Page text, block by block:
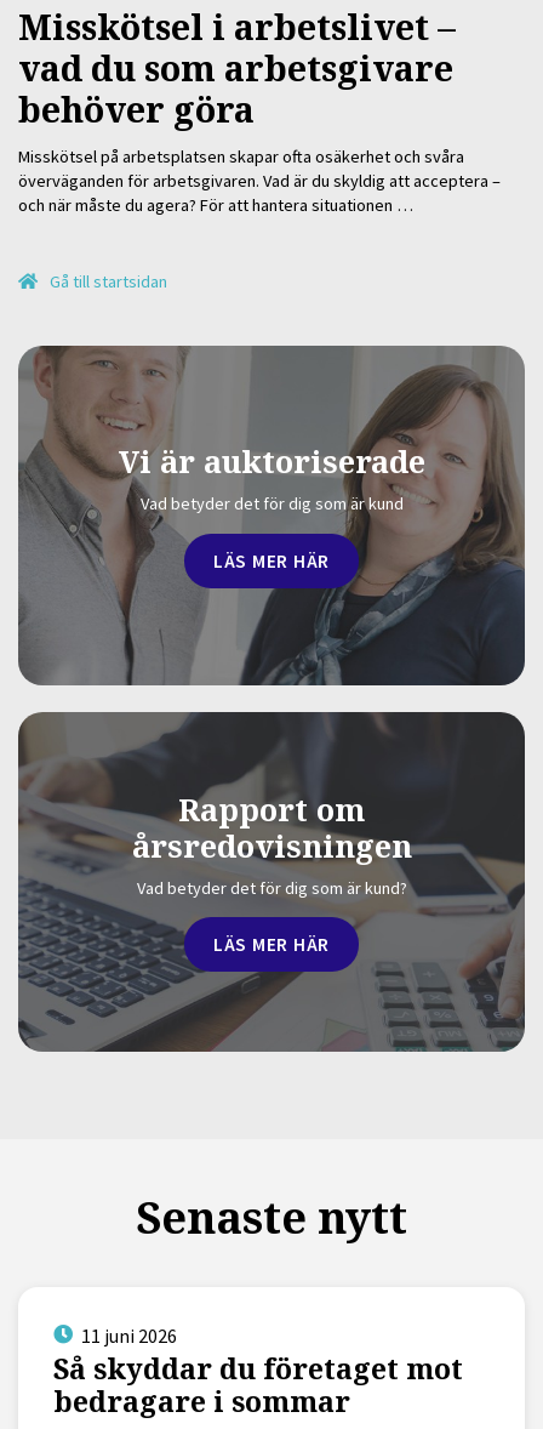
Misskötsel i arbetslivet –
vad du som arbetsgivare
behöver göra
Misskötsel på arbetsplatsen skapar ofta osäkerhet och svåra
överväganden för arbetsgivaren. Vad är du skyldig att acceptera –
och när måste du agera? För att hantera situationen …
Gå till startsidan
Vi är auktoriserade
Vad betyder det för dig som är kund
LÄS MER HÄR
Rapport om
årsredovisningen
Vad betyder det för dig som är kund?
LÄS MER HÄR
Senaste nytt
11 juni 2026
Så skyddar du företaget mot
bedragare i sommar